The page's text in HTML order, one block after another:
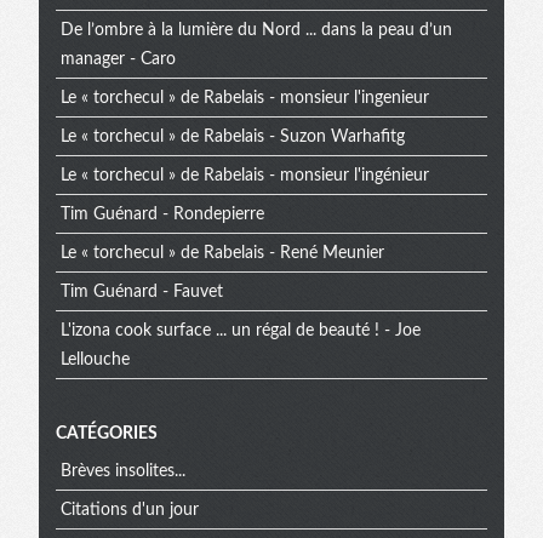
De l’ombre à la lumière du Nord ... dans la peau d’un
manager - Caro
Le « torchecul » de Rabelais - monsieur l'ingenieur
Le « torchecul » de Rabelais - Suzon Warhafitg
Le « torchecul » de Rabelais - monsieur l'ingénieur
Tim Guénard - Rondepierre
Le « torchecul » de Rabelais - René Meunier
Tim Guénard - Fauvet
L'izona cook surface ... un régal de beauté ! - Joe
Lellouche
CATÉGORIES
Brèves insolites...
Citations d'un jour